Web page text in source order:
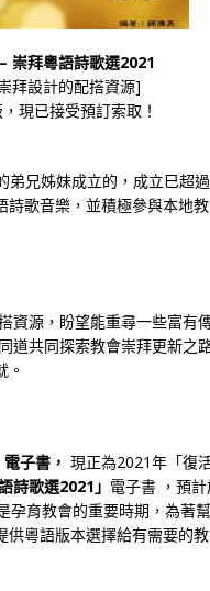
崇拜粵語詩歌選2021
拜設計的配搭資源]
現已接受預訂索取！
弟兄姊妹成立的，成立巳超
歌音樂，並積極參與本地
資源，盼望能重尋一些富有
道共同探索教會崇拜更新之
。
子書， 現正為2021年「復
詩歌選2021」 電子書 ，預
育教會的重要時期，為著
粵語版本選擇給有需要的